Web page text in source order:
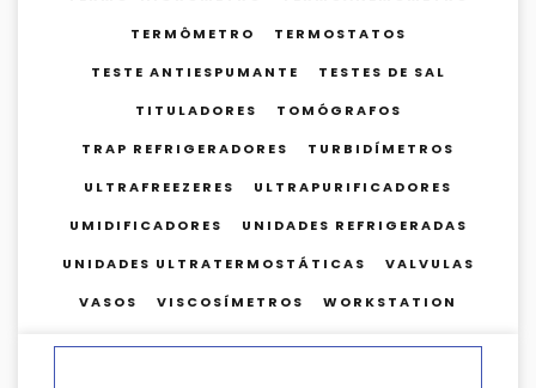
TERMÔMETRO TERMOSTATOS
TESTE ANTIESPUMANTE TESTES DE SAL
TITULADORES TOMÓGRAFOS
TRAP REFRIGERADORES TURBIDÍMETROS
ULTRAFREEZERES ULTRAPURIFICADORES
UMIDIFICADORES UNIDADES REFRIGERADAS
UNIDADES ULTRATERMOSTÁTICAS VALVULAS
VASOS VISCOSÍMETROS WORKSTATION